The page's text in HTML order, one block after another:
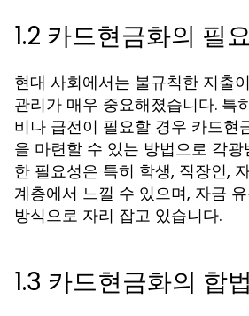
1.2 카드현금화의 필
현대 사회에서는 불규칙한 지출
관리가 매우 중요해졌습니다. 특
비나 급전이 필요할 경우 카드현
을 마련할 수 있는 방법으로 각광
한 필요성은 특히 학생, 직장인,
계층에서 느낄 수 있으며, 자금
방식으로 자리 잡고 있습니다.
1.3 카드현금화의 합